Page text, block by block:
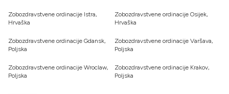
Zobozdravstvene ordinacije Istra,
Hrvaška
Zobozdravstvene ordinacije Osijek,
Hrvaška
Zobozdravstvene ordinacije Gdansk,
Poljska
Zobozdravstvene ordinacije Varšava,
Poljska
Zobozdravstvene ordinacije Wroclaw,
Poljska
Zobozdravstvene ordinacije Krakov,
Poljska